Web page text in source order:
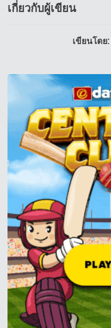
เกี่ยวกับผู้เขียน
เขียนโดย: